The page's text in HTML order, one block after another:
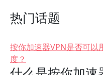
热门话题
按你加速器VPN是否可以
度？